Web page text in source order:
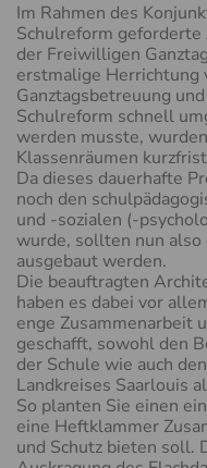
SCHAUMGLAS
BLÄHGLAS
RED
Im Rahmen des
Schulreform geforderte
der Freiwilligen
erstmalige Herrichtung
Ganztagsbetreuung
Schulreform schnell
werden musste,
Klassenräumen
Da dieses dauerhafte
noch den
und -sozialen (-
wurde, sollten nun
ausgebaut werden.
Die beauftragten
haben es dabei vor
enge Zusammenarbeit
geschafft, sowohl den
der Schule wie auch
Landkreises Saarlouis
So planten Sie einen
eine Heftklammer
und Schutz bieten soll.